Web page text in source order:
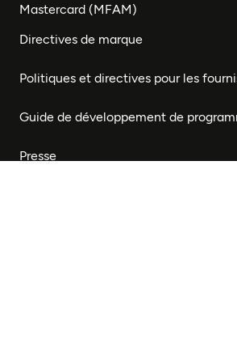
Mastercard (MFAM)
Directives de marque
Politiques et directives pour les
Guide de développement de
Presse